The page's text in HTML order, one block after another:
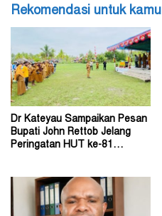
Rekomendasi untuk kamu
Dr Kateyau Sampaikan Pesan
Bupati John Rettob Jelang
Peringatan HUT ke-81